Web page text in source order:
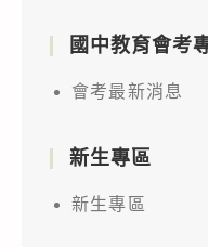
國中教育會考
會考最新消息
新生專區
新生專區